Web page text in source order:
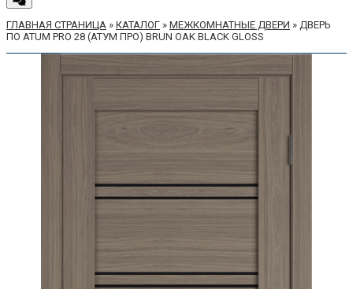
ГЛАВНАЯ СТРАНИЦА » КАТАЛОГ » МЕЖКОМНАТНЫЕ ДВЕРИ » ДВЕРЬ
ПО ATUM PRO 28 (АТУМ ПРО) BRUN OAK BLACK GLOSS